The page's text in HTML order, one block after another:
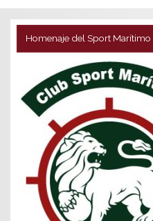
Homenaje del Sport Marítimo